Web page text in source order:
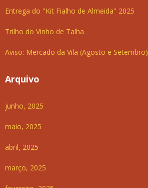
Entrega do "Kit Fialho de Almeida" 2025
Trilho do Vinho de Talha
Aviso: Mercado da Vila (Agosto e Setembro)
Arquivo
junho, 2025
maio, 2025
abril, 2025
março, 2025